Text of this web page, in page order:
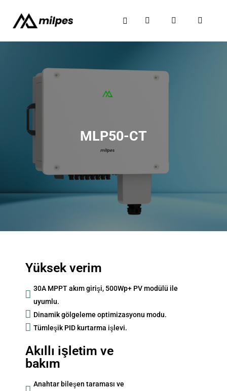
MLP50-CT
Yüksek verim
30A MPPT akım girişi, 500Wp+ PV modülü ile
uyumlu.
Dinamik gölgeleme optimizasyonu modu.
Tümleşik PID kurtarma işlevi.
Akıllı işletim ve
bakım
Anahtar bileşen taraması ve